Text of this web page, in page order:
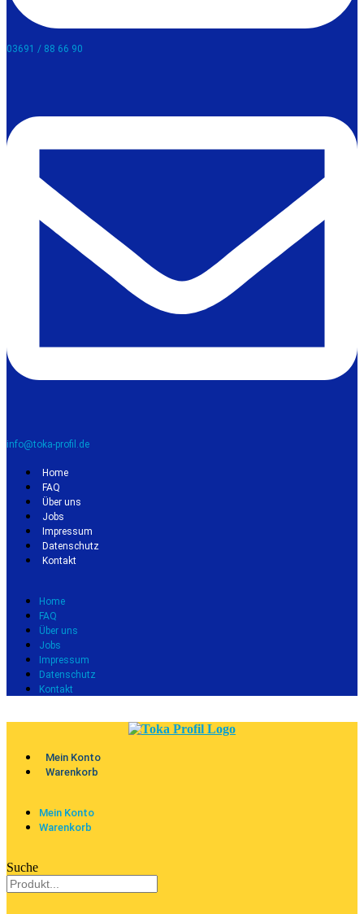
03691 / 88 66 90​
info@toka-profil.de
Home
FAQ
Über uns
Jobs
Impressum
Datenschutz
Kontakt
Home
FAQ
Über uns
Jobs
Impressum
Datenschutz
Kontakt
Mein Konto
Warenkorb
Mein Konto
Warenkorb
Suche